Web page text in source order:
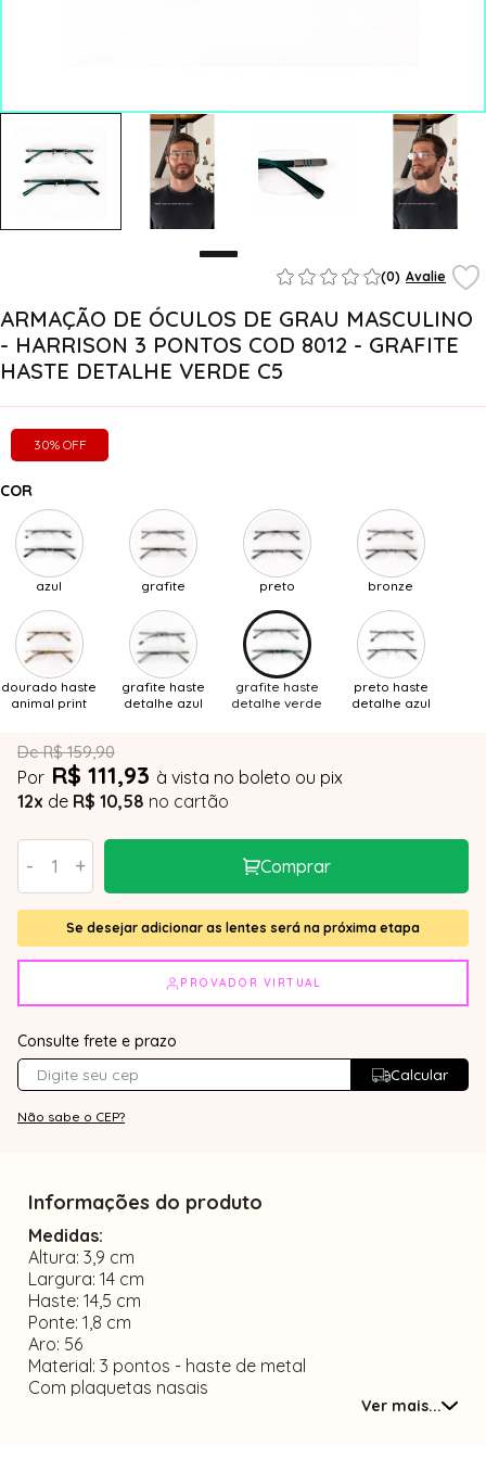
(0) Avalie
ARMAÇÃO DE ÓCULOS DE GRAU MASCULINO
- HARRISON 3 PONTOS COD 8012 - GRAFITE
HASTE DETALHE VERDE C5
30% OFF
COR
azul grafite preto bronze
dourado haste
animal print
grafite haste
detalhe azul
grafite haste
detalhe verde
preto haste
detalhe azul
De R$ 159,90
Por R$ 111,93 à vista no boleto ou pix
12x de R$ 10,58 no cartão
- + Comprar
Se desejar adicionar as lentes será na próxima etapa
PROVADOR VIRTUAL
Consulte frete e prazo
Calcular
Não sabe o CEP?
Informações do produto
Medidas:
Altura: 3,9 cm
Largura: 14 cm
Haste: 14,5 cm
Ponte: 1,8 cm
Aro: 56
Material: 3 pontos - haste de metal
Com plaquetas nasais
Ver mais...